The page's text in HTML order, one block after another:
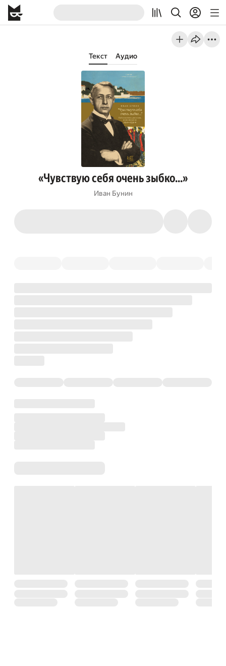
Текст Аудио
«Чувствую себя очень зыбко...»
Иван Бунин